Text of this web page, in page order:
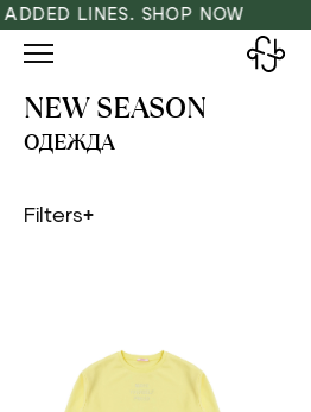
LINES. SHOP NOW
NEW SEASON
ОДЕЖДА
Filters